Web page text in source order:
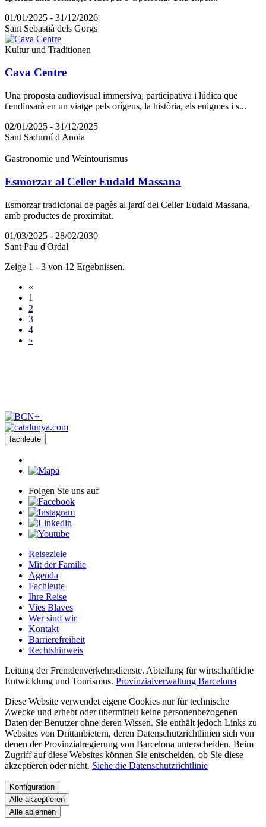
01/01/2025 - 31/12/2026
Sant Sebastià dels Gorgs
Kultur und Traditionen
Cava Centre
Una proposta audiovisual immersiva, participativa i lúdica que
t'endinsarà en un viatge pels orígens, la història, els enigmes i s...
02/01/2025 - 31/12/2025
Sant Sadurní d'Anoia
Gastronomie und Weintourismus
Esmorzar al Celler Eudald Massana
Esmorzar tradicional de pagès al jardí del Celler Eudald Massana,
amb productes de proximitat.
01/03/2025 - 28/02/2030
Sant Pau d'Ordal
Zeige 1 - 3 von 12 Ergebnissen.
«
1
2
3
4
»
fachleute
Folgen Sie uns auf
Reiseziele
Mit der Familie
Agenda
Fachleute
Ihre Reise
Vies Blaves
Wer sind wir
Kontakt
Barrierefreiheit
Rechtshinweis
Leitung der Fremdenverkehrsdienste. Abteilung für wirtschaftliche
Entwicklung und Tourismus. Provinzialverwaltung Barcelona
Diese Website verwendet eigene Cookies nur für technische
Zwecke und erhebt oder übermittelt keine personenbezogenen
Daten der Benutzer ohne deren Wissen. Sie enthält jedoch Links zu
Websites von Drittanbietern, deren Datenschutzrichtlinien sich von
denen der Provinzialregierung von Barcelona unterscheiden. Beim
Zugriff auf diese Websites können Sie entscheiden, ob Sie diese
akzeptieren oder nicht. Siehe die Datenschutzrichtlinie
Konfiguration
Alle akzeptieren
Alle ablehnen